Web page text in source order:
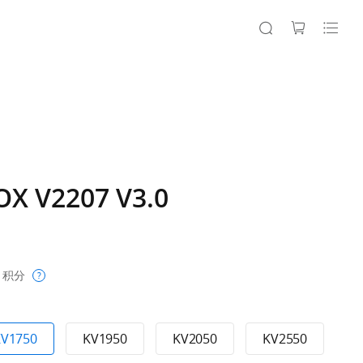
V2207 V3.0
分 ?
KV1950 KV2050 KV2550